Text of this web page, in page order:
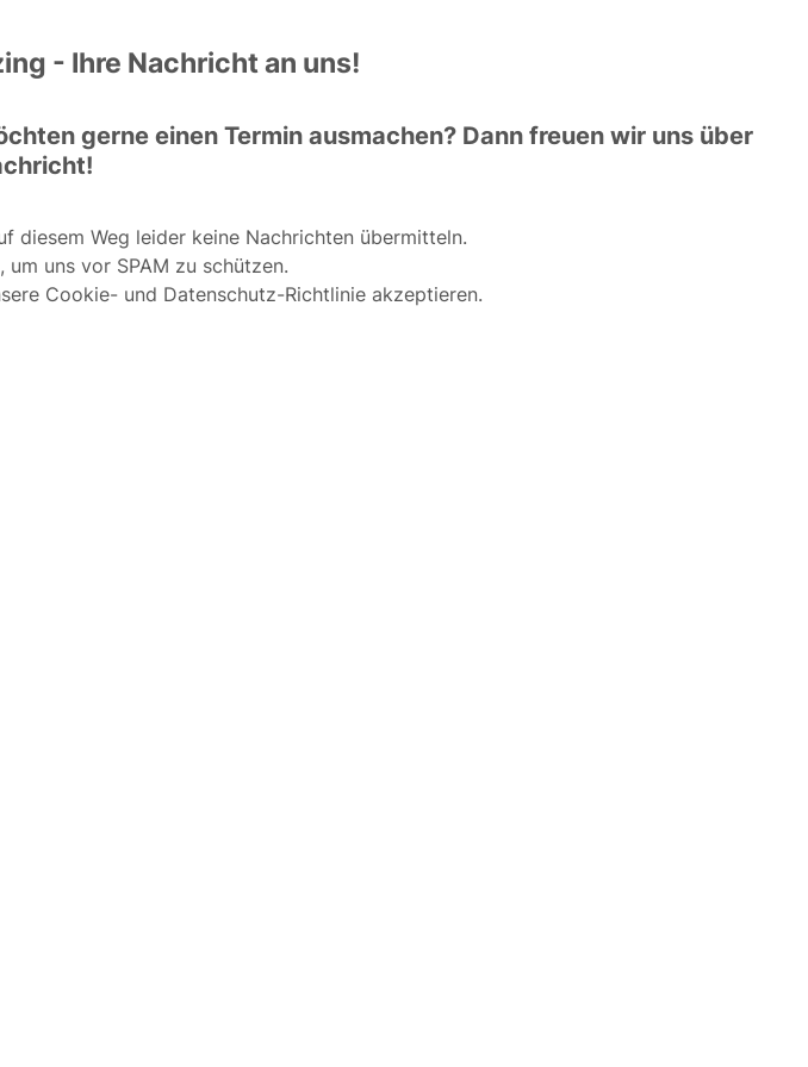
- Ihre Nachricht an uns!
gerne einen Termin ausmachen? Dann freuen wir uns über
diesem Weg leider keine Nachrichten übermitteln.
uns vor SPAM zu schützen.
Cookie- und Datenschutz-Richtlinie akzeptieren.